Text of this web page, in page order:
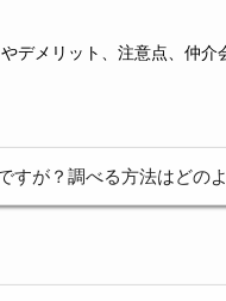
メリット、注意点、仲介
が？調べる方法はどの